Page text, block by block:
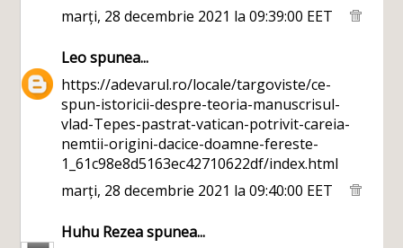
marți, 28 decembrie 2021 la 09:39:00 EET
Leospunea...
https://adevarul.ro/locale/targoviste/ce-
spun-istoricii-despre-teoria-manuscrisul-
vlad-Tepes-pastrat-vatican-potrivit-careia-
nemtii-origini-dacice-doamne-fereste-
1_61c98e8d5163ec42710622df/index.html
marți, 28 decembrie 2021 la 09:40:00 EET
Huhu Rezeaspunea...